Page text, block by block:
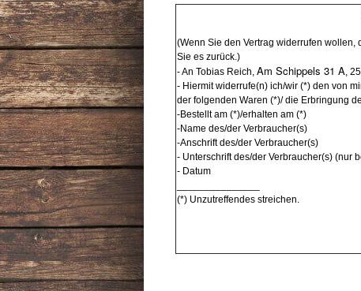
(Wenn Sie den Vertrag widerrufen
Sie es zurück.)
- An Tobias Reich, Am Schippels 31 A,
- Hiermit widerrufe(n) ich/wir (*) den von
der folgenden Waren (*)/ die Erbringung
-Bestellt am (*)/erhalten am (*)
-Name des/der Verbraucher(s)
-Anschrift des/der Verbraucher(s)
- Unterschrift des/der Verbraucher(s) (nur
- Datum
(*) Unzutreffendes streichen.